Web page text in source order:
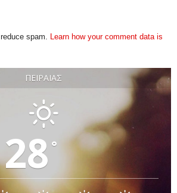
spam. Learn how your comment data is
ΠΕΙΡΑΙΆΣ
28 °